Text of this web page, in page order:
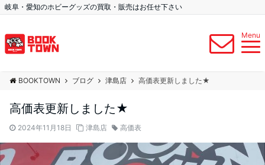
岐阜・愛知のホビーグッズの買取・販売はお任せ下さい
Menu
BOOKTOWN ブログ 津島店 高価表更新しました★
高価表更新しました★
2024年11月18日 津島店 高価表